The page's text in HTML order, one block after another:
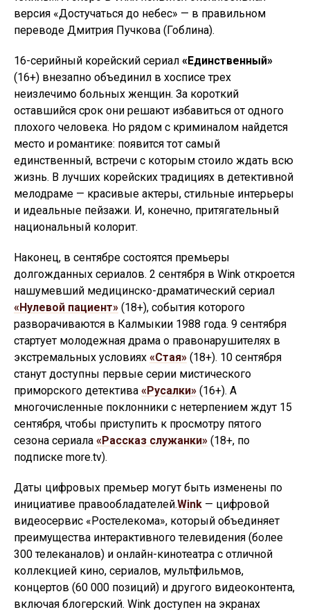
версия «Достучаться до небес» — в правильном
переводе Дмитрия Пучкова (Гоблина).
16-серийный корейский сериал «Единственный»
(16+) внезапно объединил в хосписе трех
неизлечимо больных женщин. За короткий
оставшийся срок они решают избавиться от одного
плохого человека. Но рядом с криминалом найдется
место и романтике: появится тот самый
единственный, встречи с которым стоило ждать всю
жизнь. В лучших корейских традициях в детективной
мелодраме — красивые актеры, стильные интерьеры
и идеальные пейзажи. И, конечно, притягательный
национальный колорит.
Наконец, в сентябре состоятся премьеры
долгожданных сериалов. 2 сентября в Wink откроется
нашумевший медицинско-драматический сериал
«Нулевой пациент» (18+), события которого
разворачиваются в Калмыкии 1988 года. 9 сентября
стартует молодежная драма о правонарушителях в
экстремальных условиях «Стая» (18+). 10 сентября
станут доступны первые серии мистического
приморского детектива «Русалки» (16+). А
многочисленные поклонники с нетерпением ждут 15
сентября, чтобы приступить к просмотру пятого
сезона сериала «Рассказ служанки» (18+, по
подписке more.tv).
Даты цифровых премьер могут быть изменены по
инициативе правообладателей.Wink — цифровой
видеосервис «Ростелекома», который объединяет
преимущества интерактивного телевидения (более
300 телеканалов) и онлайн-кинотеатра с отличной
коллекцией кино, сериалов, мультфильмов,
концертов (60 000 позиций) и другого видеоконтента,
включая блогерский. Wink доступен на экранах